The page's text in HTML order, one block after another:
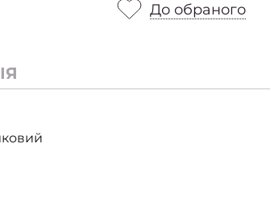
До обраного